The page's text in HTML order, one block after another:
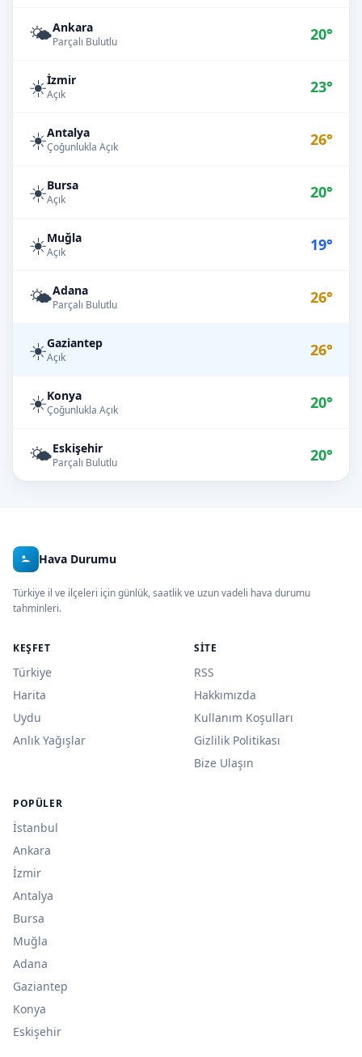
🌤️Ankara
Parçalı Bulutlu 20°
☀️İzmir
Açık 23°
☀️Antalya
Çoğunlukla Açık 26°
☀️Bursa
Açık 20°
☀️Muğla
Açık 19°
🌤️Adana
Parçalı Bulutlu 26°
☀️Gaziantep
Açık 26°
☀️Konya
Çoğunlukla Açık 20°
🌤️Eskişehir
Parçalı Bulutlu 20°
Hava Durumu
Türkiye il ve ilçeleri için günlük, saatlik ve uzun vadeli hava durumu
tahminleri.
KEŞFET
Türkiye
Harita
Uydu
Anlık Yağışlar
SITE
RSS
Hakkımızda
Kullanım Koşulları
Gizlilik Politikası
Bize Ulaşın
POPÜLER
İstanbul
Ankara
İzmir
Antalya
Bursa
Muğla
Adana
Gaziantep
Konya
Eskişehir